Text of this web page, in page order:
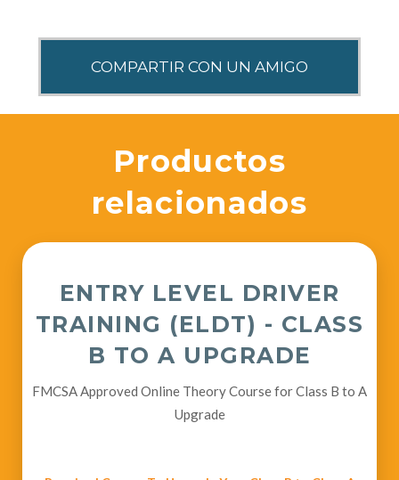
Productos
relacionados
ENTRY LEVEL DRIVER
TRAINING (ELDT) - CLASS
B TO A UPGRADE
FMCSA Approved Online Theory Course for Class B to A
Upgrade